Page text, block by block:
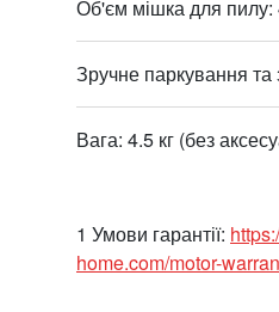
Об'єм мішка для пилу:
Зручне паркування та
Вага: 4.5 кг (без
1 Умови гарантії:
home.com/motor-